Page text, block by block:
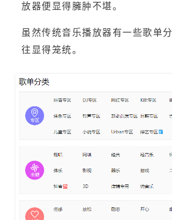
放器便显得臃肿不堪。
虽然传统音乐播放器有一些歌单
往显得笼统。